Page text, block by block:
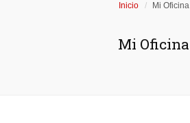
Inicio Mi Oficina
Mi Oficina